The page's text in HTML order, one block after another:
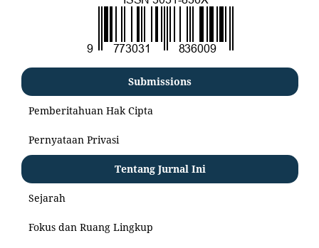
Submissions
Pemberitahuan Hak Cipta
Pernyataan Privasi
Tentang Jurnal Ini
Sejarah
Fokus dan Ruang Lingkup